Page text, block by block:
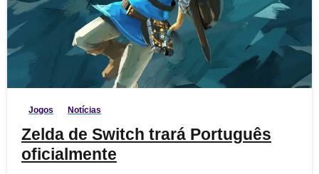
Jogos Notícias
Zelda de Switch trará Português
oficialmente